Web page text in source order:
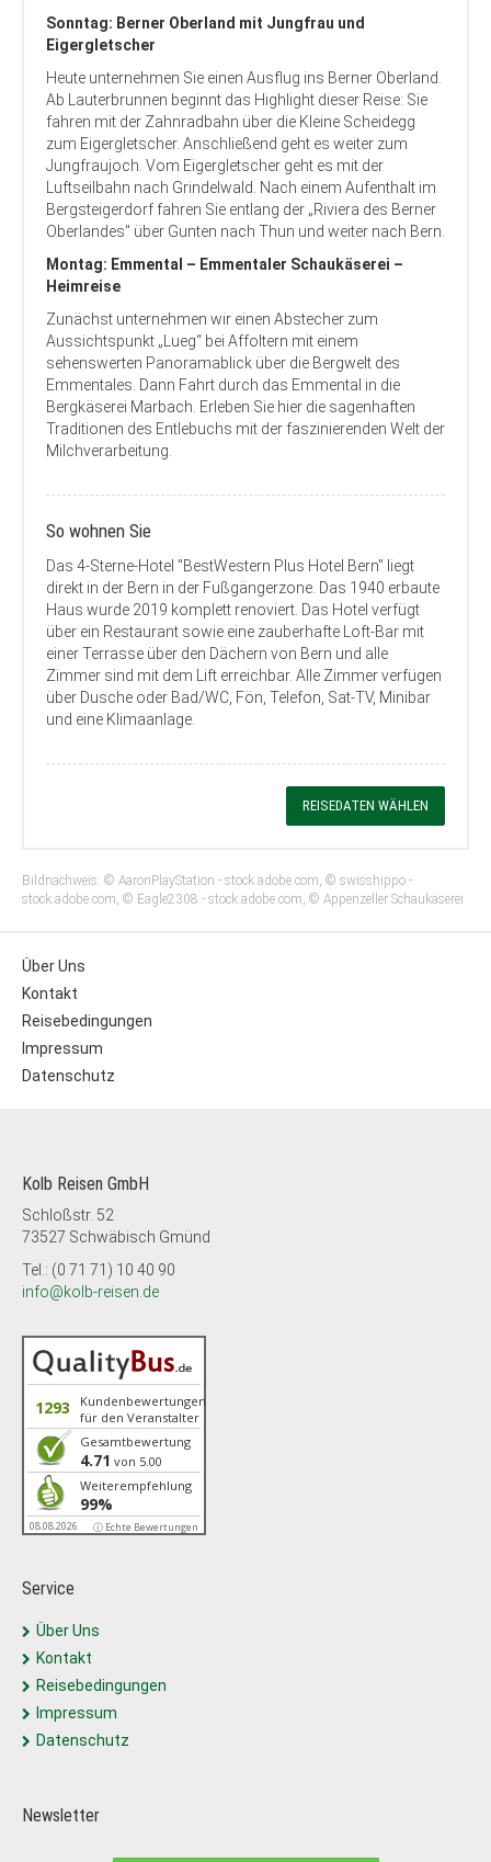
Sonntag: Berner Oberland mit Jungfrau und
Eigergletscher
Heute unternehmen Sie einen Ausflug ins Berner Oberland.
Ab Lauterbrunnen beginnt das Highlight dieser Reise: Sie
fahren mit der Zahnradbahn über die Kleine Scheidegg
zum Eigergletscher. Anschließend geht es weiter zum
Jungfraujoch. Vom Eigergletscher geht es mit der
Luftseilbahn nach Grindelwald. Nach einem Aufenthalt im
Bergsteigerdorf fahren Sie entlang der „Riviera des Berner
Oberlandes" über Gunten nach Thun und weiter nach Bern.
Montag: Emmental – Emmentaler Schaukäserei –
Heimreise
Zunächst unternehmen wir einen Abstecher zum
Aussichtspunkt „Lueg“ bei Affoltern mit einem
sehenswerten Panoramablick über die Bergwelt des
Emmentales. Dann Fahrt durch das Emmental in die
Bergkäserei Marbach. Erleben Sie hier die sagenhaften
Traditionen des Entlebuchs mit der faszinierenden Welt der
Milchverarbeitung.
So wohnen Sie
Das 4-Sterne-Hotel "BestWestern Plus Hotel Bern" liegt
direkt in der Bern in der Fußgängerzone. Das 1940 erbaute
Haus wurde 2019 komplett renoviert. Das Hotel verfügt
über ein Restaurant sowie eine zauberhafte Loft-Bar mit
einer Terrasse über den Dächern von Bern und alle
Zimmer sind mit dem Lift erreichbar. Alle Zimmer verfügen
über Dusche oder Bad/WC, Fön, Telefon, Sat-TV, Minibar
und eine Klimaanlage.
REISEDATEN WÄHLEN
Bildnachweis: © AaronPlayStation - stock.adobe.com, © swisshippo -
stock.adobe.com, © Eagle2308 - stock.adobe.com, © Appenzeller Schaukäserei
Über Uns
Kontakt
Reisebedingungen
Impressum
Datenschutz
Kolb Reisen GmbH
Schloßstr. 52
73527 Schwäbisch Gmünd
Tel.: (0 71 71) 10 40 90
info@kolb-reisen.de
1293
Kundenbewertungen
für den Veranstalter
Gesamtbewertung
4.71 von 5.00
Weiterempfehlung
99%
08.08.2026 ⓘ Echte Bewertungen
Service
Über Uns
Kontakt
Reisebedingungen
Impressum
Datenschutz
Newsletter